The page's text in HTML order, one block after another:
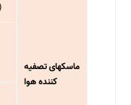
ماسکهای تصفیه
کننده هوا